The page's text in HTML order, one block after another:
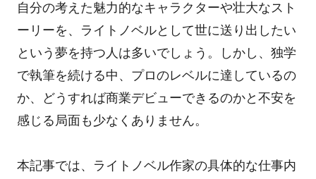
自分の考えた魅力的なキャラクターや壮大なスト
ーリーを、ライトノベルとして世に送り出したい
という夢を持つ人は多いでしょう。しかし、独学
で執筆を続ける中、プロのレベルに達しているの
か、どうすれば商業デビューできるのかと不安を
感じる局面も少なくありません。
本記事では、ライトノベル作家の具体的な仕事内